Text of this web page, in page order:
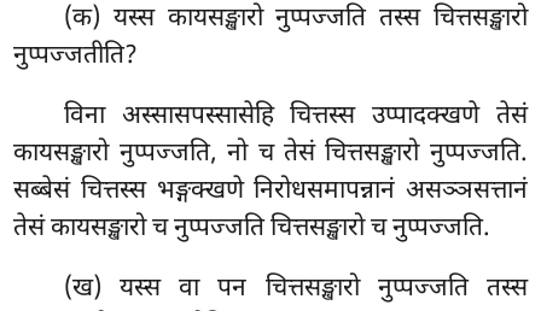
(क) यस्स कायसङ्खारो नुप्पज्जति तस्स चित्तसङ्खारो
नुप्पज्जतीति?
विना अस्सासपस्सासेहि चित्तस्स उप्पादक्खणे तेसं
कायसङ्खारो नुप्पज्जति, नो च तेसं चित्तसङ्खारो नुप्पज्जति.
सब्बेसं चित्तस्स भङ्गक्खणे निरोधसमापन्नानं असञ्ञसत्तानं
तेसं कायसङ्खारो च नुप्पज्जति चित्तसङ्खारो च नुप्पज्जति.
(ख) यस्स वा पन चित्तसङ्खारो नुप्पज्जति तस्स